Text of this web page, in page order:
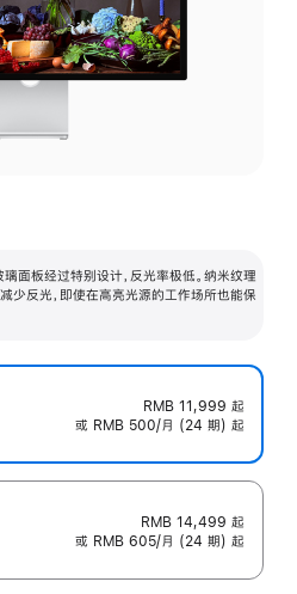
面板经过特别设计，反光率极低。纳米纹理
少反光，即使在高亮光源的工作场所也能保
RMB 11,999 起
或 RMB 500/月 (24 期) 起
RMB 14,499 起
或 RMB 605/月 (24 期) 起